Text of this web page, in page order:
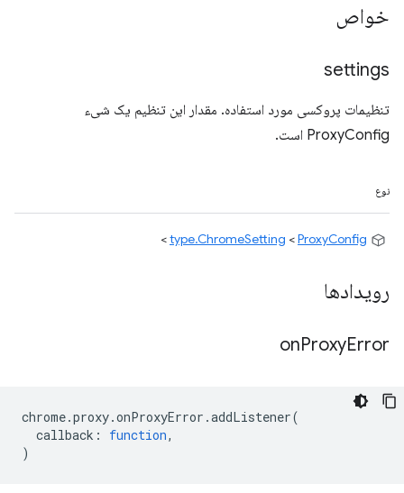
خواص
settings
تنظیمات پروکسی مورد استفاده. مقدار این تنظیم یک شیء
ProxyConfig است.
نوع
type.ChromeSetting <ProxyConfig
>
رویدادها
onProxyError
chrome.proxy.onProxyError .addListener(
callback : function,
)